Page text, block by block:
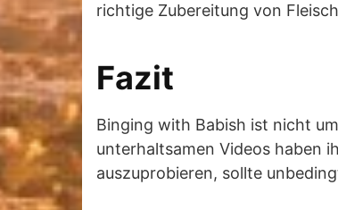
richtige Zubereitung von
Fazit
Binging with Babish ist nicht
unterhaltsamen Videos haben
auszuprobieren, sollte